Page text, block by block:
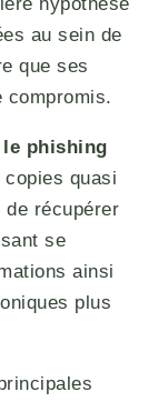
au sein de
que ses
compromis.
le phishing
copies quasi
récupérer
se
ainsi
plus